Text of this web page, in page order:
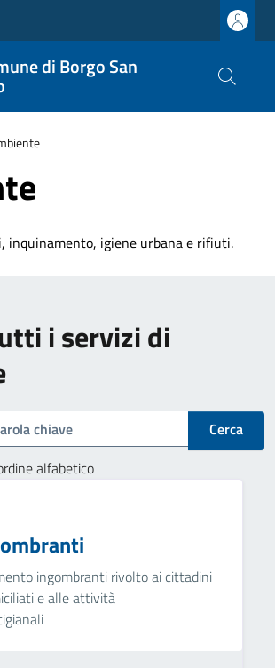
di Borgo San
inquinamento, igiene urbana e rifiuti.
i servizi di
Cerca
alfabetico
ingombranti rivolto ai cittadini
e alle attività